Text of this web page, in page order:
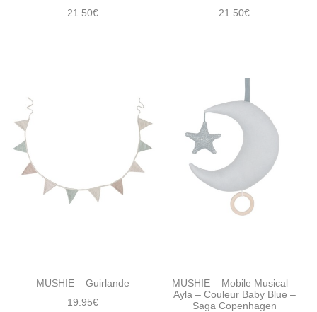
21.50€
21.50€
MUSHIE – Guirlande
19.95€
MUSHIE – Mobile Musical –
Ayla – Couleur Baby Blue –
Saga Copenhagen